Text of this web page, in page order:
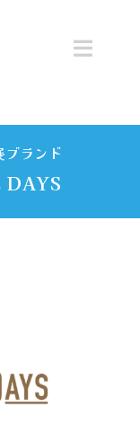
ル
ランド